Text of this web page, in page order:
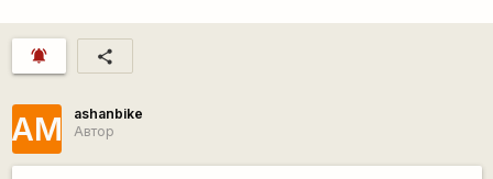
notifications_active share
AМ
ashanbike
Автор